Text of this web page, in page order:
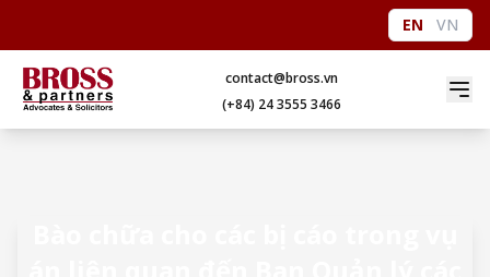
EN VN
contact@bross.vn
(+84) 24 3555 3466